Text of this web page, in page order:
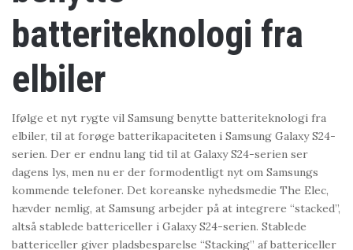
batteriteknologi fra
elbiler
Ifølge et nyt rygte vil Samsung benytte batteriteknologi fra
elbiler, til at forøge batterikapaciteten i Samsung Galaxy S24-
serien. Der er endnu lang tid til at Galaxy S24-serien ser
dagens lys, men nu er der formodentligt nyt om Samsungs
kommende telefoner. Det koreanske nyhedsmedie The Elec,
hævder nemlig, at Samsung arbejder på at integrere “stacked”,
altså stablede battericeller i Galaxy S24-serien. Stablede
battericeller giver pladsbesparelse “Stacking” af battericeller